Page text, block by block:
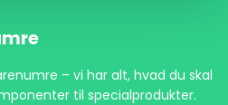
– vi har alt, hvad du skal
til specialprodukter.